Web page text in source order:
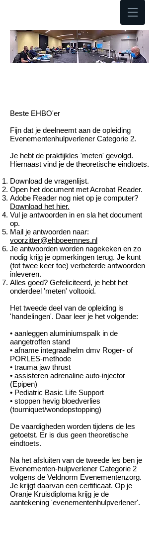
Beste EHBO'er
Fijn dat je deelneemt aan de opleiding
Evenementenhulpverlener Categorie 2.
Je hebt de praktijkles 'meten' gevolgd.
Hiernaast vind je de theoretische eindtoets.
Download de vragenlijst.
Open het document met Acrobat Reader.
Adobe Reader nog niet op je computer?
Download het hier.
Vul je antwoorden in en sla het document
op.
Mail je antwoorden naar:
voorzitter@ehboeemnes.nl
Je antwoorden worden nagekeken en zo
nodig krijg je opmerkingen terug. Je kunt
(tot twee keer toe) verbeterde antwoorden
inleveren.
Alles goed? Gefeliciteerd, je hebt het
onderdeel 'meten' voltooid.
Het tweede deel van de opleiding is
'handelingen'. Daar leer je het volgende:
• aanleggen aluminiumspalk in de
aangetroffen stand
• afname integraalhelm dmv Roger- of
PORLES-methode
• trauma jaw thrust
• assisteren adrenaline auto-injector
(Epipen)
• Pediatric Basic Life Support
• stoppen hevig bloedverlies
(tourniquet/wondopstopping)
De vaardigheden worden tijdens de les
getoetst. Er is dus geen theoretische
eindtoets.
Na het afsluiten van de tweede les ben je
Evenementen-hulpverlener Categorie 2
volgens de Veldnorm Evenementenzorg.
Je krijgt daarvan een certificaat. Op je
Oranje Kruisdiploma krijg je de
aantekening 'evenementenhulpverlener'.